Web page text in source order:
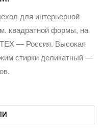
для интерьерной
квадратной формы, на
— Россия. Высокая
стирки деликатный —